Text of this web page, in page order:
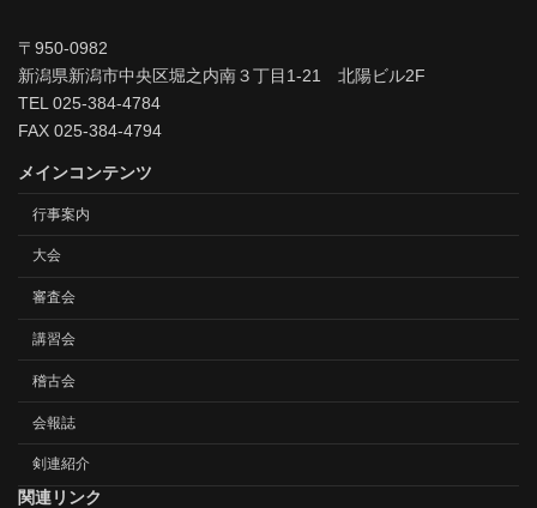
〒950-0982
新潟県新潟市中央区堀之内南３丁目1-21 北陽ビル2F
TEL 025-384-4784
FAX 025-384-4794
メインコンテンツ
行事案内
大会
審査会
講習会
稽古会
会報誌
剣連紹介
関連リンク